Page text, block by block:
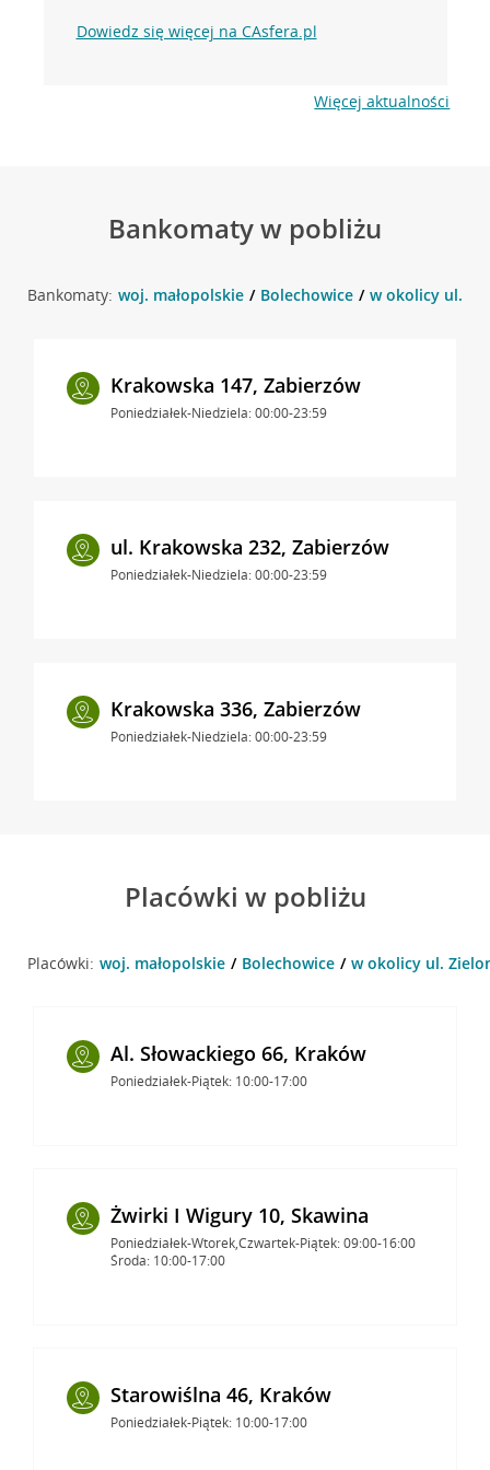
Dowiedz się więcej na CAsfera.pl
Więcej aktualności
Bankomaty w pobliżu
Bankomaty: woj. małopolskie Bolechowice w okolicy ul.
Krakowska 147, Zabierzów
Poniedziałek-Niedziela: 00:00-23:59
ul. Krakowska 232, Zabierzów
Poniedziałek-Niedziela: 00:00-23:59
Krakowska 336, Zabierzów
Poniedziałek-Niedziela: 00:00-23:59
Placówki w pobliżu
Placówki: woj. małopolskie Bolechowice w okolicy ul.
Al. Słowackiego 66, Kraków
Poniedziałek-Piątek: 10:00-17:00
Żwirki I Wigury 10, Skawina
Poniedziałek-Wtorek,Czwartek-Piątek: 09:00-16:00
Środa: 10:00-17:00
Starowiślna 46, Kraków
Poniedziałek-Piątek: 10:00-17:00